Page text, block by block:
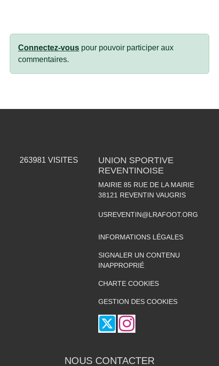
Connectez-vous pour pouvoir participer aux
commentaires.
263981 VISITES
UNION SPORTIVE
REVENTINOISE
MAIRIE 85 RUE DE LA MAIRIE
38121 REVENTIN VAUGRIS
USREVENTIN@LRAFOOT.ORG
INFORMATIONS LÉGALES
SIGNALER UN CONTENU
INAPPROPRIÉ
CHARTE COOKIES
GESTION DES COOKIES
NOUS CONTACTER